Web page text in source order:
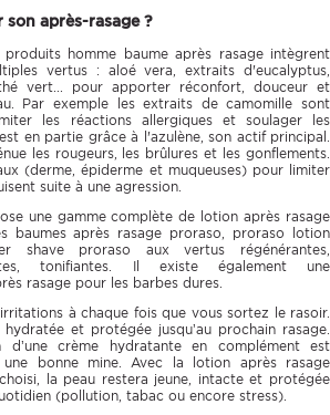
après-rasage ?
homme baume après rasage intègrent
vertus : aloé vera, extraits d'eucalyptus,
vert... pour apporter réconfort, douceur et
Par exemple les extraits de camomille sont
les réactions allergiques et soulager les
en partie grâce à l'azulène, son actif principal.
les rougeurs, les brûlures et les gonflements.
(derme, épiderme et muqueuses) pour limiter
suite à une agression.
une gamme complète de lotion après rasage
baumes après rasage proraso, proraso lotion
shave proraso aux vertus régénérantes,
tonifiantes. Il existe également une
rasage pour les barbes dures.
à chaque fois que vous sortez le rasoir.
et protégée jusqu’au prochain rasage.
d’une crème hydratante en complément est
bonne mine. Avec la lotion après rasage
la peau restera jeune, intacte et protégée
(pollution, tabac ou encore stress).